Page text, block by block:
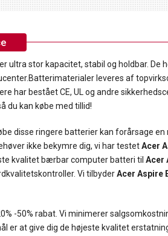
ultra stor kapacitet, stabil og holdbar. De
leveres af
har bestået CE, UL og andre
du kan købe med tillid!
disse ringere batterier kan forårsage
ikke bekymre dig, vi har testetAcer
kvalitet bærbar computer batteri til Acer
Vi tilbyderAcer Aspire
-50% rabat. Vi minimerer
er at give dig de højeste kvalitet